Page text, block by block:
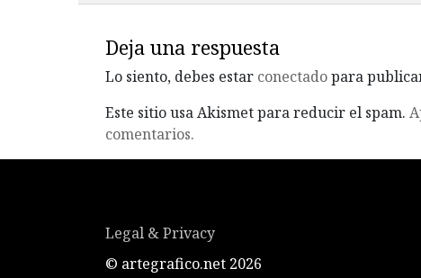
Deja una respuesta
Lo siento, debes estar conectadopara
Este sitio usa Akismet para reducir el spam.
comentarios.
Legal & Privacy
© artegrafico.net 2026